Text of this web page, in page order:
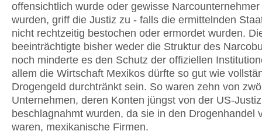
offensichtlich wurde oder gewisse
wurden, griff die Justiz zu - falls die ermittelnden
nicht rechtzeitig bestochen oder ermordet wurden.
beeinträchtigte bisher weder die Struktur des
noch minderte es den Schutz der offiziellen
allem die Wirtschaft Mexikos dürfte so gut wie
Drogengeld durchtränkt sein. So waren zehn von
Unternehmen, deren Konten jüngst von der US-Justiz
beschlagnahmt wurden, da sie in den Drogenhandel
waren, mexikanische Firmen.